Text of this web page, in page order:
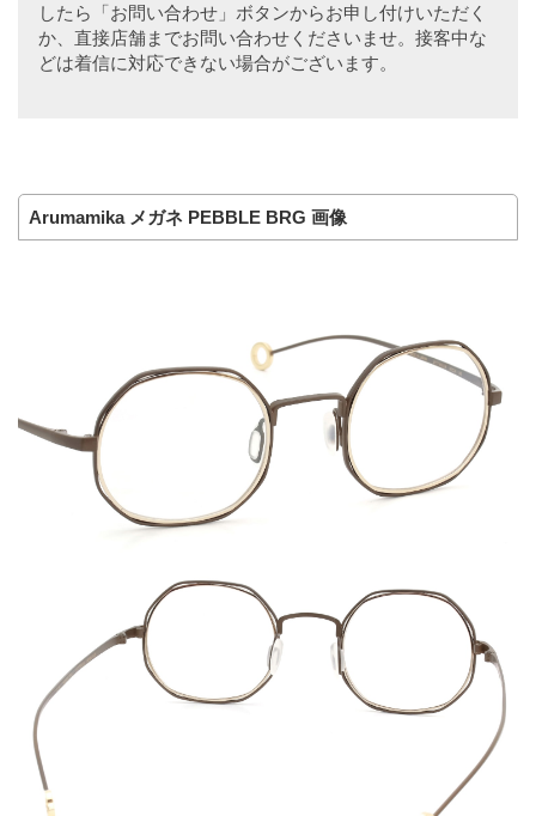
したら「お問い合わせ」ボタンからお申し付けいただく
か、直接店舗までお問い合わせくださいませ。接客中な
どは着信に対応できない場合がございます。
Arumamika メガネ PEBBLE BRG 画像